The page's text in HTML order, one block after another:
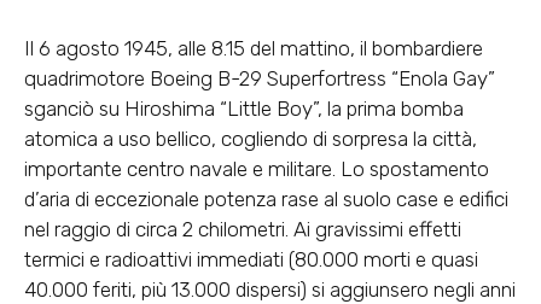
Il 6 agosto 1945, alle 8.15 del mattino, il bombardiere
quadrimotore Boeing B-29 Superfortress “Enola Gay”
sganciò su Hiroshima “Little Boy”, la prima bomba
atomica a uso bellico, cogliendo di sorpresa la città,
importante centro navale e militare. Lo spostamento
d’aria di eccezionale potenza rase al suolo case e edifici
nel raggio di circa 2 chilometri. Ai gravissimi effetti
termici e radioattivi immediati (80.000 morti e quasi
40.000 feriti, più 13.000 dispersi) si aggiunsero negli anni